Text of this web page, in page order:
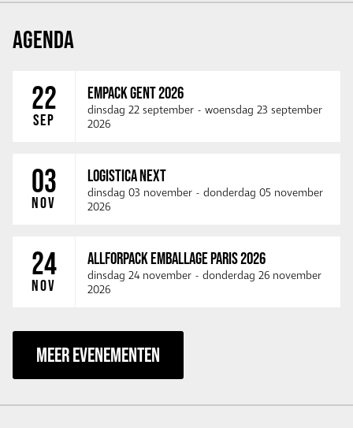
AGENDA
22
SEP
EMPACK GENT 2026
dinsdag 22 september - woensdag 23 september
2026
03
NOV
LOGISTICA NEXT
dinsdag 03 november - donderdag 05 november
2026
24
NOV
ALLFORPACK EMBALLAGE PARIS 2026
dinsdag 24 november - donderdag 26 november
2026
MEER EVENEMENTEN